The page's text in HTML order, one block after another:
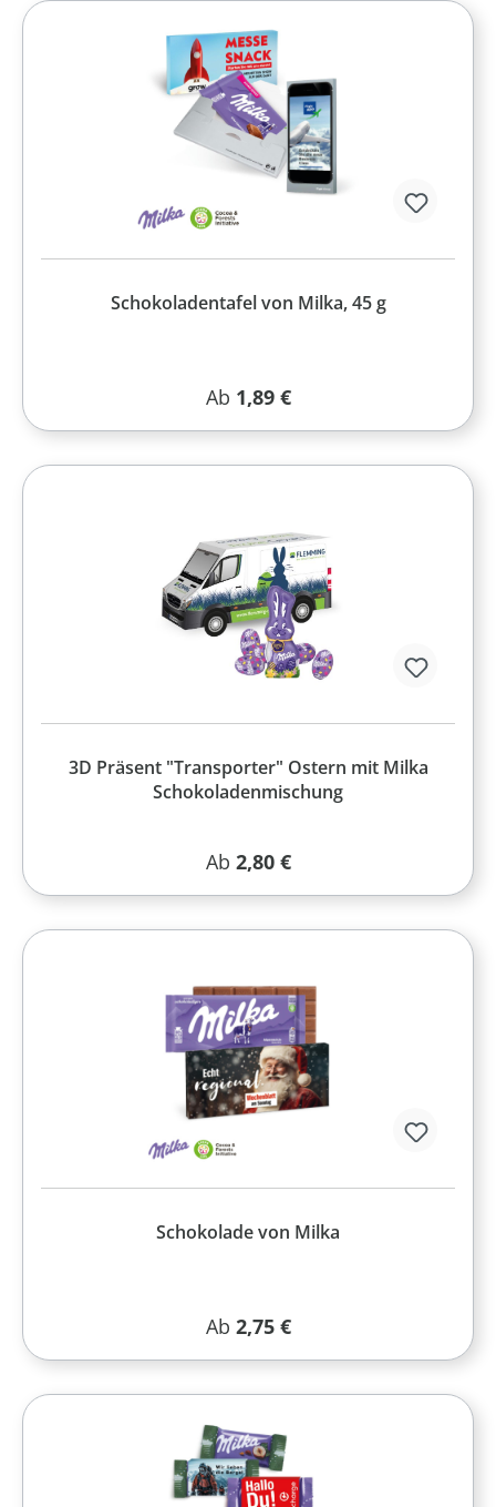
Schokoladentafel von Milka, 45 g
Regulärer Preis:
Ab 1,89 €
3D Präsent "Transporter" Ostern mit Milka
Schokoladenmischung
Regulärer Preis:
Ab 2,80 €
Schokolade von Milka
Regulärer Preis:
Ab 2,75 €